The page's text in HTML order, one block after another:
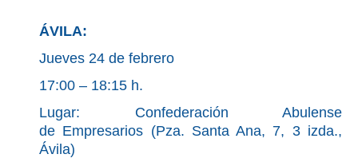
ÁVILA:
Jueves 24 de febrero
17:00 – 18:15 h.
Lugar: Confederación Abulense
de Empresarios (Pza. Santa Ana, 7, 3 izda.,
Ávila)